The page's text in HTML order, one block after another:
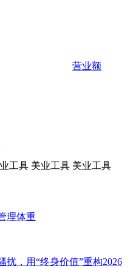
营业额
工具 美业工具 美业工具
理体重
扰，用“终身价值”重构2026